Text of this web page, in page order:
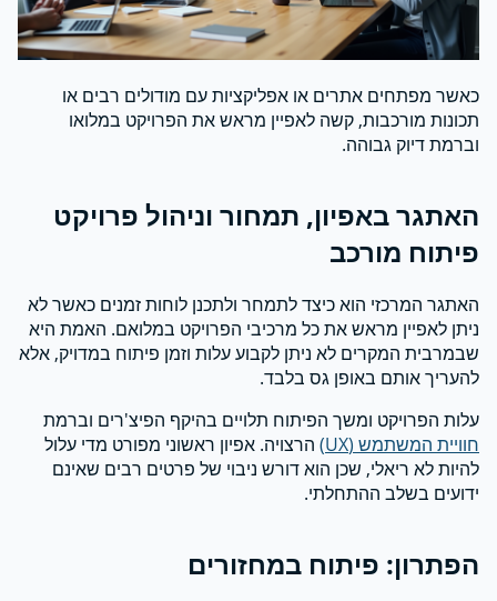
כאשר מפתחים אתרים או אפליקציות עם מודולים רבים או
תכונות מורכבות, קשה לאפיין מראש את הפרויקט במלואו
וברמת דיוק גבוהה.
האתגר באפיון, תמחור וניהול פרויקט
פיתוח מורכב
האתגר המרכזי הוא כיצד לתמחר ולתכנן לוחות זמנים כאשר לא
ניתן לאפיין מראש את כל מרכיבי הפרויקט במלואם. האמת היא
שבמרבית המקרים לא ניתן לקבוע עלות וזמן פיתוח במדויק, אלא
להעריך אותם באופן גס בלבד.
עלות הפרויקט ומשך הפיתוח תלויים בהיקף הפיצ'רים וברמת
חוויית המשתמש (UX)
הרצויה. אפיון ראשוני מפורט מדי עלול
להיות לא ריאלי, שכן הוא דורש ניבוי של פרטים רבים שאינם
ידועים בשלב ההתחלתי.
הפתרון: פיתוח במחזורים